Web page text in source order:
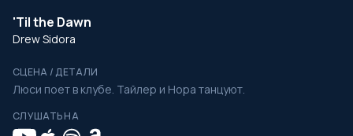
'Til the Dawn
Drew Sidora
СЦЕНА / ДЕТАЛИ
Люси поет в клубе. Тайлер и Нора танцуют.
СЛУШАТЬ НА